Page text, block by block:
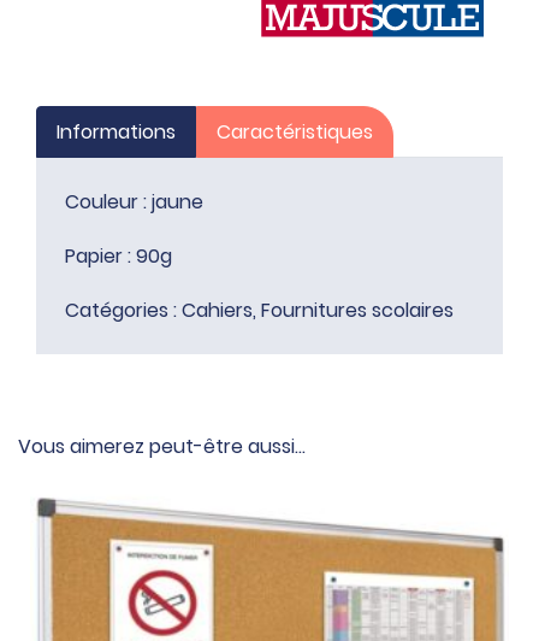
Informations Caractéristiques
Couleur : jaune
Papier : 90g
Catégories :Cahiers, Fournitures scolaires
Vous aimerez peut-être aussi…